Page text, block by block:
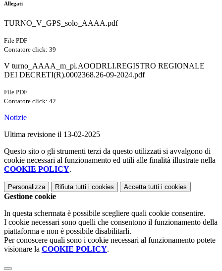
Allegati
TURNO_V_GPS_solo_AAAA.pdf
File PDF
Contatore click: 39
V turno_AAAA_m_pi.AOODRLI.REGISTRO REGIONALE
DEI DECRETI(R).0002368.26-09-2024.pdf
File PDF
Contatore click: 42
Notizie
Ultima revisione il 13-02-2025
Questo sito o gli strumenti terzi da questo utilizzati si avvalgono di
cookie necessari al funzionamento ed utili alle finalità illustrate nella
COOKIE POLICY.
Personalizza Rifiuta tutti i cookies Accetta tutti i cookies
Gestione cookie
In questa schermata è possibile scegliere quali cookie consentire.
I cookie necessari sono quelli che consentono il funzionamento della
piattaforma e non è possibile disabilitarli.
Per conoscere quali sono i cookie necessari al funzionamento potete
visionare la COOKIE POLICY.